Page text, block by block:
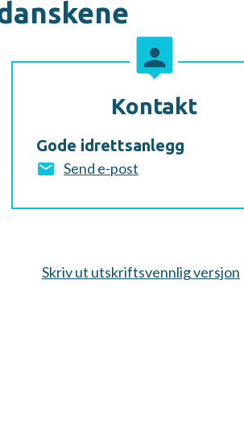
Kontakt
Gode idrettsanlegg
Send e-post
Skriv ut utskriftsvennlig versjon